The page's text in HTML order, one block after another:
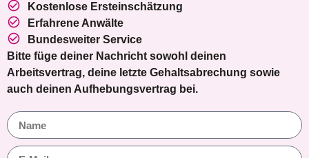
Kostenlose Ersteinschätzung
Erfahrene Anwälte
Bundesweiter Service
Bitte füge deiner Nachricht sowohl deinen
Arbeitsvertrag, deine letzte Gehaltsabrechung sowie
auch deinen Aufhebungsvertrag bei.